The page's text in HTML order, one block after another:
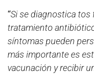
“Si se diagnostica tos
tratamiento
síntomas pueden
más importante es
vacunación y recibir